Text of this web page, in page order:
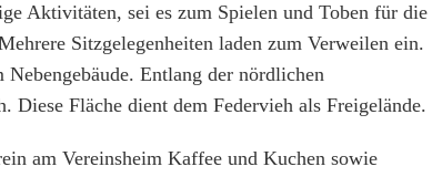
Aktivitäten, sei es zum Spielen und Toben für die
Sitzgelegenheiten laden zum Verweilen ein.
Entlang der nördlichen
Diese Fläche dient dem Federvieh als Freigelände.
am Vereinsheim Kaffee und Kuchen sowie